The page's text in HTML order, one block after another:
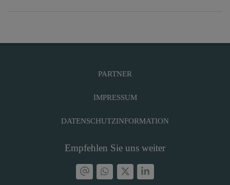
PARTNER
IMPRESSUM
DATENSCHUTZINFORMATION
Empfehlen Sie uns weiter